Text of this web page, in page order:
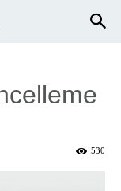
530